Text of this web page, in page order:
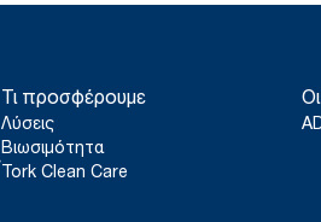
Τι προσφέρουμε
Λύσεις
Βιωσιμότητα
Tork Clean Care